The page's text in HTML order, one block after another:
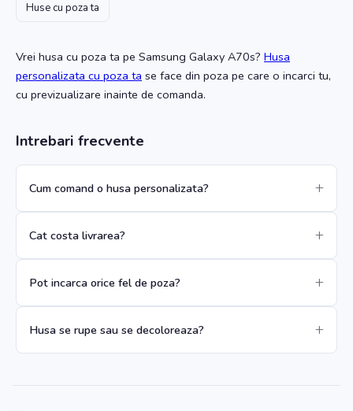
Huse cu poza ta
Vrei husa cu poza ta pe Samsung Galaxy A70s? Husa
personalizata cu poza ta se face din poza pe care o incarci tu,
cu previzualizare inainte de comanda.
Intrebari frecvente
Cum comand o husa personalizata?
Cat costa livrarea?
Pot incarca orice fel de poza?
Husa se rupe sau se decoloreaza?